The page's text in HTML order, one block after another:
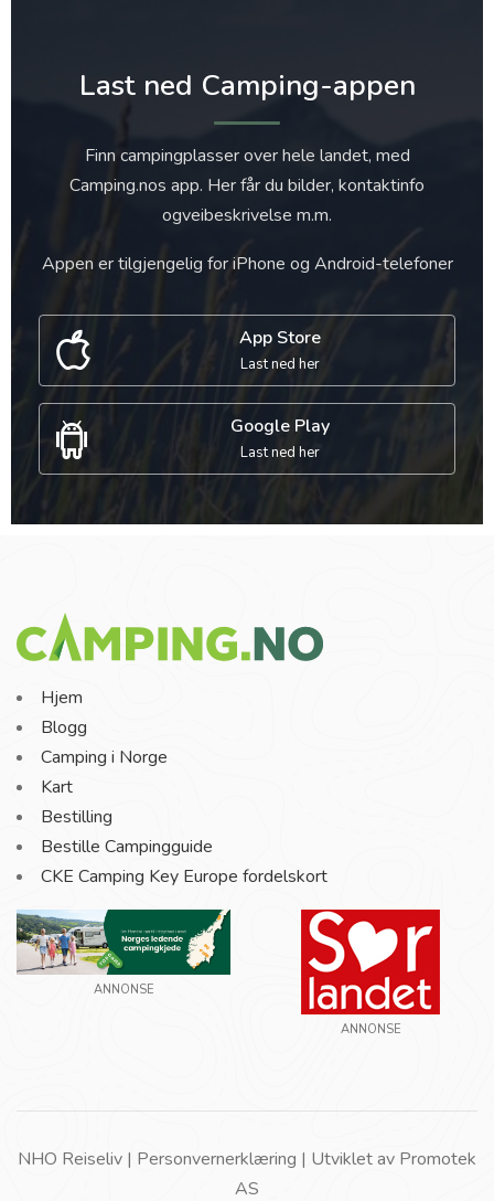
Last ned Camping-appen
Finn campingplasser over hele landet, med
Camping.nos app. Her får du bilder, kontaktinfo
ogveibeskrivelse m.m.
Appen er tilgjengelig for iPhone og Android-telefoner
App Store
Last ned her
Google Play
Last ned her
Hjem
Blogg
Camping i Norge
Kart
Bestilling
Bestille Campingguide
CKE Camping Key Europe fordelskort
ANNONSE
ANNONSE
NHO Reiseliv | Personvernerklæring | Utviklet av Promotek
AS